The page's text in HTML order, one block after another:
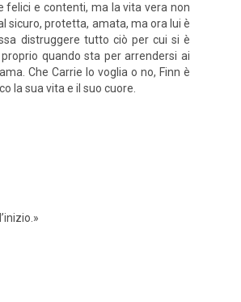
felici e contenti, ma la vita vera non
sicuro, protetta, amata, ma ora lui è
distruggere tutto ciò per cui si è
quando sta per arrendersi ai
Che Carrie lo voglia o no, Finn è
la sua vita e il suo cuore.